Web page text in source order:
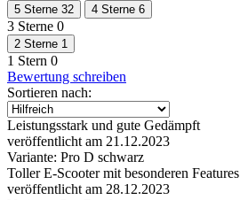
5 Sterne 32 4 Sterne 6
3 Sterne 0
2 Sterne 1
1 Stern 0
Bewertung schreiben
Sortieren nach:
Leistungsstark und gute Gedämpft
veröffentlicht am 21.12.2023
Variante: Pro D schwarz
Toller E-Scooter mit besonderen Features
veröffentlicht am 28.12.2023